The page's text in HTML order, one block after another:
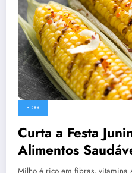
BLOG
Curta a Festa
Alimentos
Milho é rico em fibras, vitamina